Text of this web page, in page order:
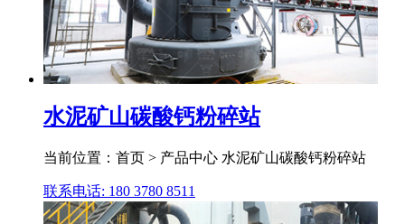
水泥矿山碳酸钙粉碎站
当前位置：首页 > 产品中心 水泥矿山碳酸钙粉碎站
联系电话: 180 3780 8511